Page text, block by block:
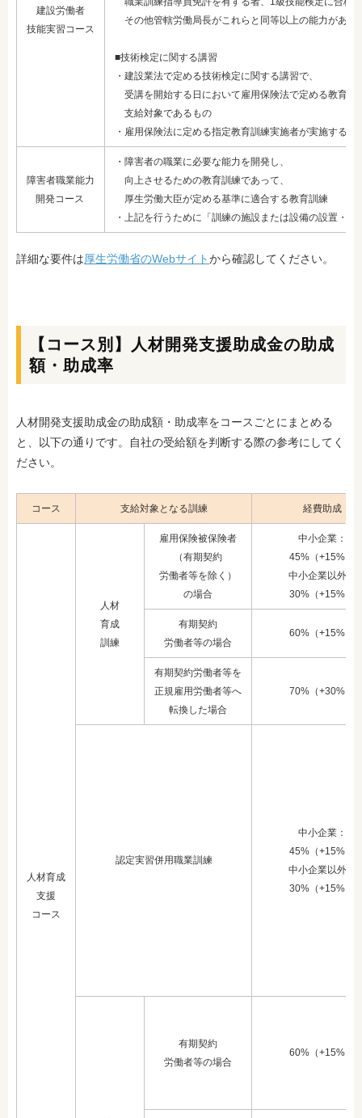
建設労働者
技能実習コース
その他管轄労働局長がこれらと同等以上の能力がある
■技術検定に関する講習
・建設業法で定める技術検定に関する講習で、
受講を開始する日 において雇用保険法で定める教育訓
支給対象であるもの
・雇用保険法に定める指定教育訓練実施者が実施するも
障害者職業能力
開発コース
・障害者の職業に必要な能力を開発し、
向上させるための教育訓練であって、
厚生労働大臣が定める基準に適合する教育訓練
・上記を行うために「訓練の施設または設備の設置・
詳細な要件は厚生労働省のWebサイトから確認してください。
【コース別】人材開発支援助成金の助成
額・助成率
人材開発支援助成金の助成額・助成率をコースごとにまとめる
と、以下の通りです。自社の受給額を判断する際の参考にしてく
ださい。
コース 支給対象となる訓練 経費助成
人材育成
支援
コース
人材
育成
訓練
雇用保険被保険者
（有期契約
労働者等を除く）
の場合
中小企業：
45%（+15%）
中小企業以外：
30%（+15%）
有期契約
労働者等の場合
60%（+15%）
有期契約労働者等を
正規雇用労働者等へ
転換した場合
70%（+30%）
認定実習併用職業訓練
中小企業：
45%（+15%）
中小企業以外：
30%（+15%）
有期契約
労働者等の場合
60%（+15%）